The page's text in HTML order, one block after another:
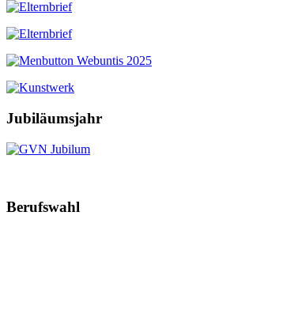
Jubiläumsjahr
Berufswahl